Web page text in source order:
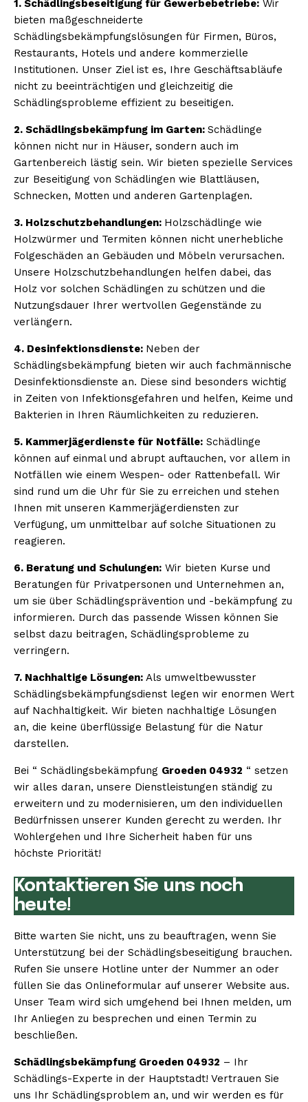
1. Schädlingsbeseitigung für Gewerbebetriebe: Wir
bieten maßgeschneiderte
Schädlingsbekämpfungslösungen für Firmen, Büros,
Restaurants, Hotels und andere kommerzielle
Institutionen. Unser Ziel ist es, Ihre Geschäftsabläufe
nicht zu beeinträchtigen und gleichzeitig die
Schädlingsprobleme effizient zu beseitigen.
2. Schädlingsbekämpfung im Garten: Schädlinge
können nicht nur in Häuser, sondern auch im
Gartenbereich lästig sein. Wir bieten spezielle Services
zur Beseitigung von Schädlingen wie Blattläusen,
Schnecken, Motten und anderen Gartenplagen.
3. Holzschutzbehandlungen: Holzschädlinge wie
Holzwürmer und Termiten können nicht unerhebliche
Folgeschäden an Gebäuden und Möbeln verursachen.
Unsere Holzschutzbehandlungen helfen dabei, das
Holz vor solchen Schädlingen zu schützen und die
Nutzungsdauer Ihrer wertvollen Gegenstände zu
verlängern.
4. Desinfektionsdienste: Neben der
Schädlingsbekämpfung bieten wir auch fachmännische
Desinfektionsdienste an. Diese sind besonders wichtig
in Zeiten von Infektionsgefahren und helfen, Keime und
Bakterien in Ihren Räumlichkeiten zu reduzieren.
5. Kammerjägerdienste für Notfälle: Schädlinge
können auf einmal und abrupt auftauchen, vor allem in
Notfällen wie einem Wespen- oder Rattenbefall. Wir
sind rund um die Uhr für Sie zu erreichen und stehen
Ihnen mit unseren Kammerjägerdiensten zur
Verfügung, um unmittelbar auf solche Situationen zu
reagieren.
6. Beratung und Schulungen: Wir bieten Kurse und
Beratungen für Privatpersonen und Unternehmen an,
um sie über Schädlingsprävention und -bekämpfung zu
informieren. Durch das passende Wissen können Sie
selbst dazu beitragen, Schädlingsprobleme zu
verringern.
7. Nachhaltige Lösungen: Als umweltbewusster
Schädlingsbekämpfungsdienst legen wir enormen Wert
auf Nachhaltigkeit. Wir bieten nachhaltige Lösungen
an, die keine überflüssige Belastung für die Natur
darstellen.
Bei “ Schädlingsbekämpfung Groeden 04932 “ setzen
wir alles daran, unsere Dienstleistungen ständig zu
erweitern und zu modernisieren, um den individuellen
Bedürfnissen unserer Kunden gerecht zu werden. Ihr
Wohlergehen und Ihre Sicherheit haben für uns
höchste Priorität!
Kontaktieren Sie uns noch
heute!
Bitte warten Sie nicht, uns zu beauftragen, wenn Sie
Unterstützung bei der Schädlingsbeseitigung brauchen.
Rufen Sie unsere Hotline unter der Nummer an oder
füllen Sie das Onlineformular auf unserer Website aus.
Unser Team wird sich umgehend bei Ihnen melden, um
Ihr Anliegen zu besprechen und einen Termin zu
beschließen.
Schädlingsbekämpfung Groeden 04932 – Ihr
Schädlings-Experte in der Hauptstadt! Vertrauen Sie
uns Ihr Schädlingsproblem an, und wir werden es für